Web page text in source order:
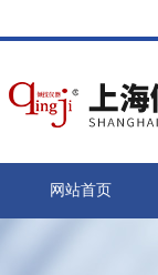
网站首页